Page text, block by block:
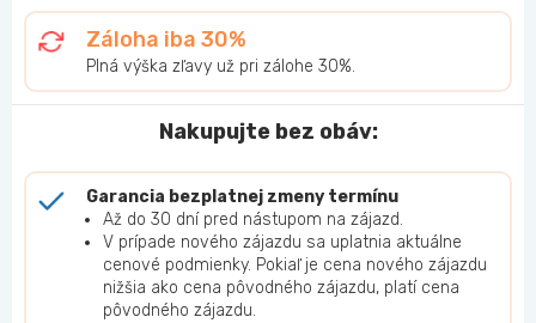
Záloha iba 30%
Plná výška zľavy už pri zálohe 30%.
Nakupujte bez obáv:
Garancia bezplatnej zmeny termínu
Až do 30 dní pred nástupom na zájazd.
V prípade nového zájazdu sa uplatnia aktuálne
cenové podmienky. Pokiaľ je cena nového zájazdu
nižšia ako cena pôvodného zájazdu, platí cena
pôvodného zájazdu.